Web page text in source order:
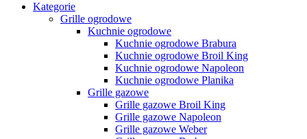
Kategorie
Grille ogrodowe
Kuchnie ogrodowe
Kuchnie ogrodowe Brabura
Kuchnie ogrodowe Broil King
Kuchnie ogrodowe Napoleon
Kuchnie ogrodowe Planika
Grille gazowe
Grille gazowe Broil King
Grille gazowe Napoleon
Grille gazowe Weber